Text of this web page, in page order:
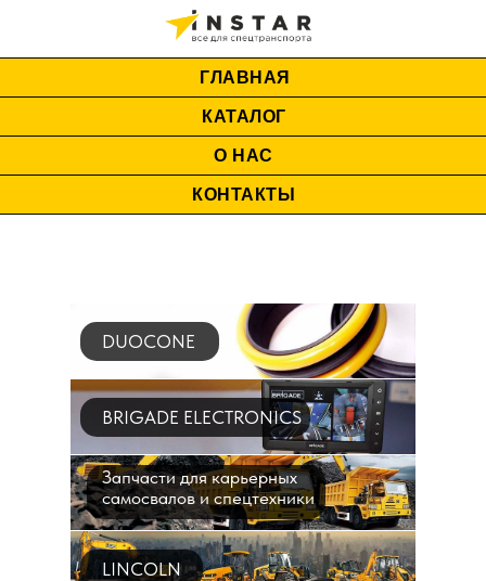
ГЛАВНАЯ
КАТАЛОГ
О НАС
КОНТАКТЫ
DUOCONE
BRIGADE ELECTRONICS
Запчасти для карьерных
самосвалов и спецтехники
LINCOLN